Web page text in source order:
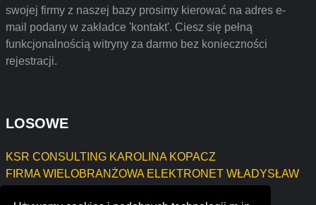
swojej firmy z naszej bazy prosimy kierować na adres e-
mail podany w zakładce 'kontakt'. Ciesz się pełną
funkcjonalnością witryny za darmo bez konieczności
rejestracji.
LOSOWE
KSR CONSULTING KAROLINA KOPACZ
FIRMA WIELOBRANŻOWA ELEKTRONET WŁADYSŁAW